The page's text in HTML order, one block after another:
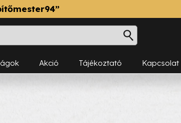
Akció Tájékoztató Kapcsolat